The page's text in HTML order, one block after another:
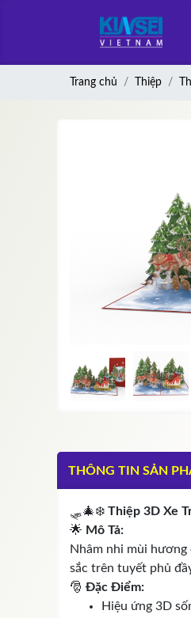
Trang chủ Thiệp
THÔNG TIN SẢN
🛷🎄❄️ Thiệp 3D Xe
🌟 Mô Tả:
Nhâm nhi mùi
sắc trên tuyết phủ
🎅 Đặc Điểm:
Hiệu ứng 3D